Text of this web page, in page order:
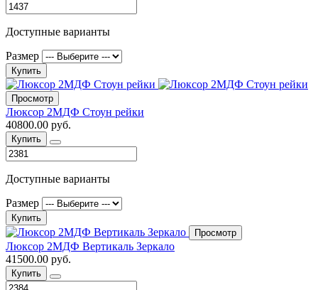
Доступные варианты
Размер
Купить
Просмотр
Люксор 2МДФ Стоун рейки
40800.00 руб.
Купить
Доступные варианты
Размер
Купить
Просмотр
Люксор 2МДФ Вертикаль Зеркало
41500.00 руб.
Купить